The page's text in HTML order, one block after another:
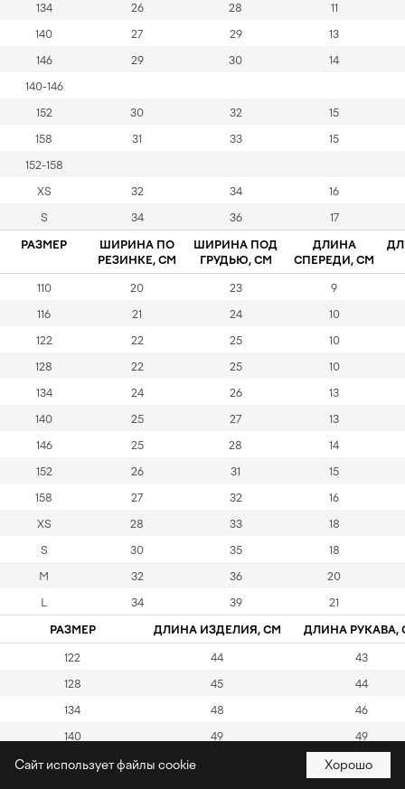
134 26 28 11
140 27 29 13
146 29 30 14
140-146
152 30 32 15
158 31 33 15
152-158
XS 32 34 16
S 34 36 17
РАЗМЕР
ШИРИНА ПО
РЕЗИНКЕ, СМ
ШИРИНА ПОД
ГРУДЬЮ, СМ
ДЛИНА
СПЕРЕДИ, СМ
110 20 23 9
116 21 24 10
122 22 25 10
128 22 25 10
134 24 26 13
140 25 27 13
146 25 28 14
152 26 31 15
158 27 32 16
XS 28 33 18
S 30 35 18
M 32 36 20
L 34 39 21
РАЗМЕР ДЛИНА ИЗДЕЛИЯ, СМ ДЛИНА РУКАВА,
122 44 43
128 45 44
134 48 46
140 49 49
146 48
Сайт использует файлы cookie Хорошо